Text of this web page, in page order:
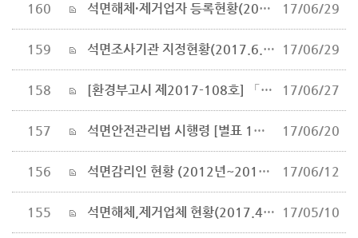
160 석면해체·제거업자 등록현황(2017.6.26. 기준) 17/06/29
159 석면조사기관 지정현황(2017.6.26.기준) 17/06/29
158 [환경부고시 제2017-108호] 「축산농가 등 폐석면 배출 시설물 지정」 일부개정 17/06/27
157 석면안전관리법 시행령 [별표 1의2] 건축물석면조사 대상 건축물(제29조 관련) 17/06/20
156 석면감리인 현황 (2012년~2016년) 17/06/12
155 석면해체,제거업체 현황(2017.4.7) 17/05/10